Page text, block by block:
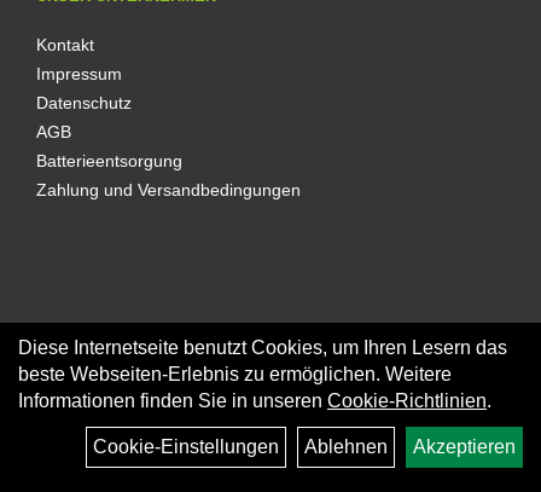
Kontakt
Impressum
Datenschutz
AGB
Batterieentsorgung
Zahlung und Versandbedingungen
ZAHLUNGSMÖGLICHKEITEN
Kauf auf Rechnung
Ratenkauf
PayPal-Zahlung
Diese Internetseite benutzt Cookies, um Ihren Lesern das
beste Webseiten-Erlebnis zu ermöglichen. Weitere
Informationen finden Sie in unseren Cookie-Richtlinien.
Cookie-Einstellungen Ablehnen Akzeptieren